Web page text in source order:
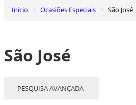
Inicio Ocasiões Especiais São José
São José
PESQUISA AVANÇADA